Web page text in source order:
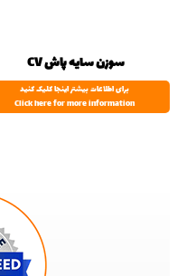
سوزن سایه پاش CV
برای اطلاعات بیشتر اینجا کلیک کنید
Click here for more information